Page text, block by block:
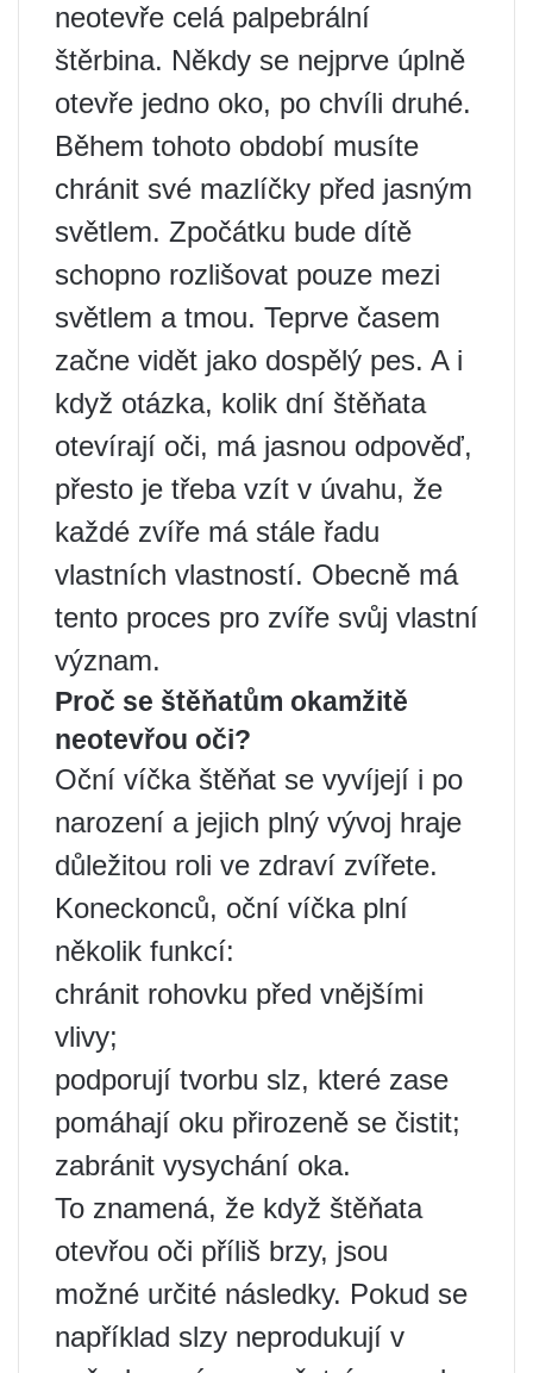
neotevře celá palpebrální
štěrbina. Někdy se nejprve úplně
otevře jedno oko, po chvíli druhé.
Během tohoto období musíte
chránit své mazlíčky před jasným
světlem. Zpočátku bude dítě
schopno rozlišovat pouze mezi
světlem a tmou. Teprve časem
začne vidět jako dospělý pes. A i
když otázka, kolik dní štěňata
otevírají oči, má jasnou odpověď,
přesto je třeba vzít v úvahu, že
každé zvíře má stále řadu
vlastních vlastností. Obecně má
tento proces pro zvíře svůj vlastní
význam.
Proč se štěňatům okamžitě
neotevřou oči?
Oční víčka štěňat se vyvíjejí i po
narození a jejich plný vývoj hraje
důležitou roli ve zdraví zvířete.
Koneckonců, oční víčka plní
několik funkcí:
chránit rohovku před vnějšími
vlivy;
podporují tvorbu slz, které zase
pomáhají oku přirozeně se čistit;
zabránit vysychání oka.
To znamená, že když štěňata
otevřou oči příliš brzy, jsou
možné určité následky. Pokud se
například slzy neprodukují v